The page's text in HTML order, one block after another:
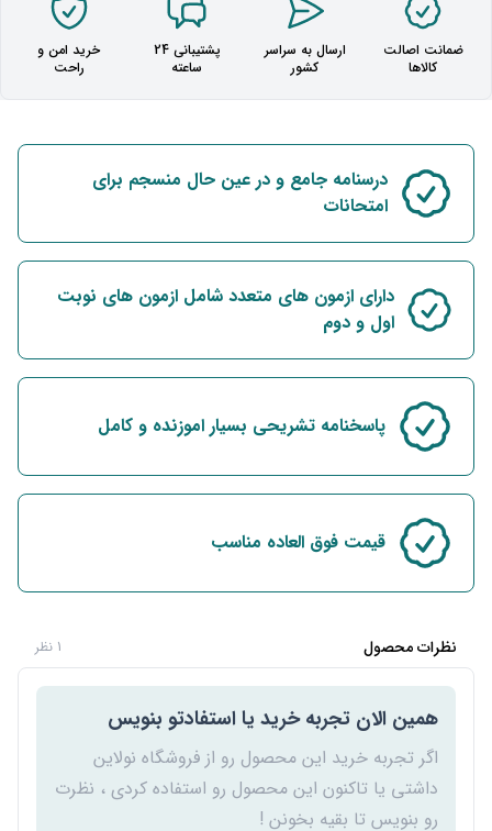
ضمانت اصالت
کالاها
ارسال به سراسر
کشور
پشتیبانی 24
ساعته
خرید امن و
راحت
درسنامه جامع و در عین حال منسجم برای
امتحانات
دارای ازمون های متعدد شامل ازمون های نوبت
اول و دوم
پاسخنامه تشریحی بسیار اموزنده و کامل
قیمت فوق العاده مناسب
نظرات محصول 1 نظر
همین الان تجربه خرید یا استفادتو بنویس
اگر تجربه خرید این محصول رو از فروشگاه نولاین
داشتی یا تاکنون این محصول رو استفاده کردی ، نظرت
رو بنویس تا بقیه بخونن !